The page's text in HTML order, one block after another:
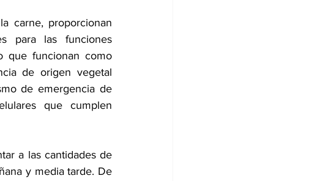
carne, proporcionan
para las funciones
que funcionan como
de origen vegetal
de emergencia de
que cumplen
a las cantidades de
y media tarde. De